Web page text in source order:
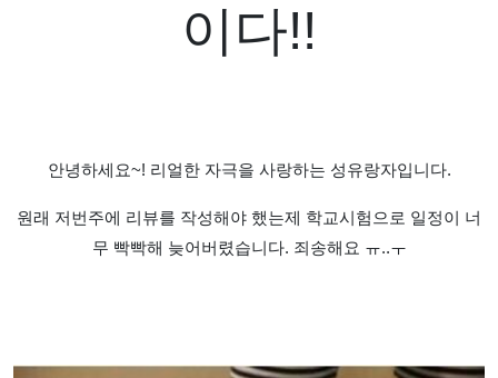
이다!!
​안녕하세요~! 리얼한 자극을 사랑하는 성유랑자입니다.
원래 저번주에 리뷰를 작성해야 했는제 학교시험으로 일정이 너
무 빡빡해 늦어버렸습니다. 죄송해요 ㅠ..ㅜ